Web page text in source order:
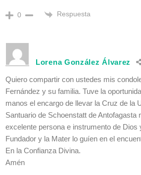
0 Respuesta
Lorena González Álvarez
Quiero compartir con ustedes mis
Fernández y su familia. Tuve la
manos el encargo de llevar la Cruz de la
Santuario de Schoenstatt de Antofagasta
excelente persona e instrumento de Dios
Fundador y la Mater lo guíen en el
En la Confianza Divina.
Amén